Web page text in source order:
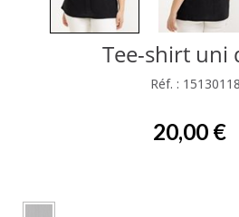
Tee-shirt uni
Réf. :
20,00 €